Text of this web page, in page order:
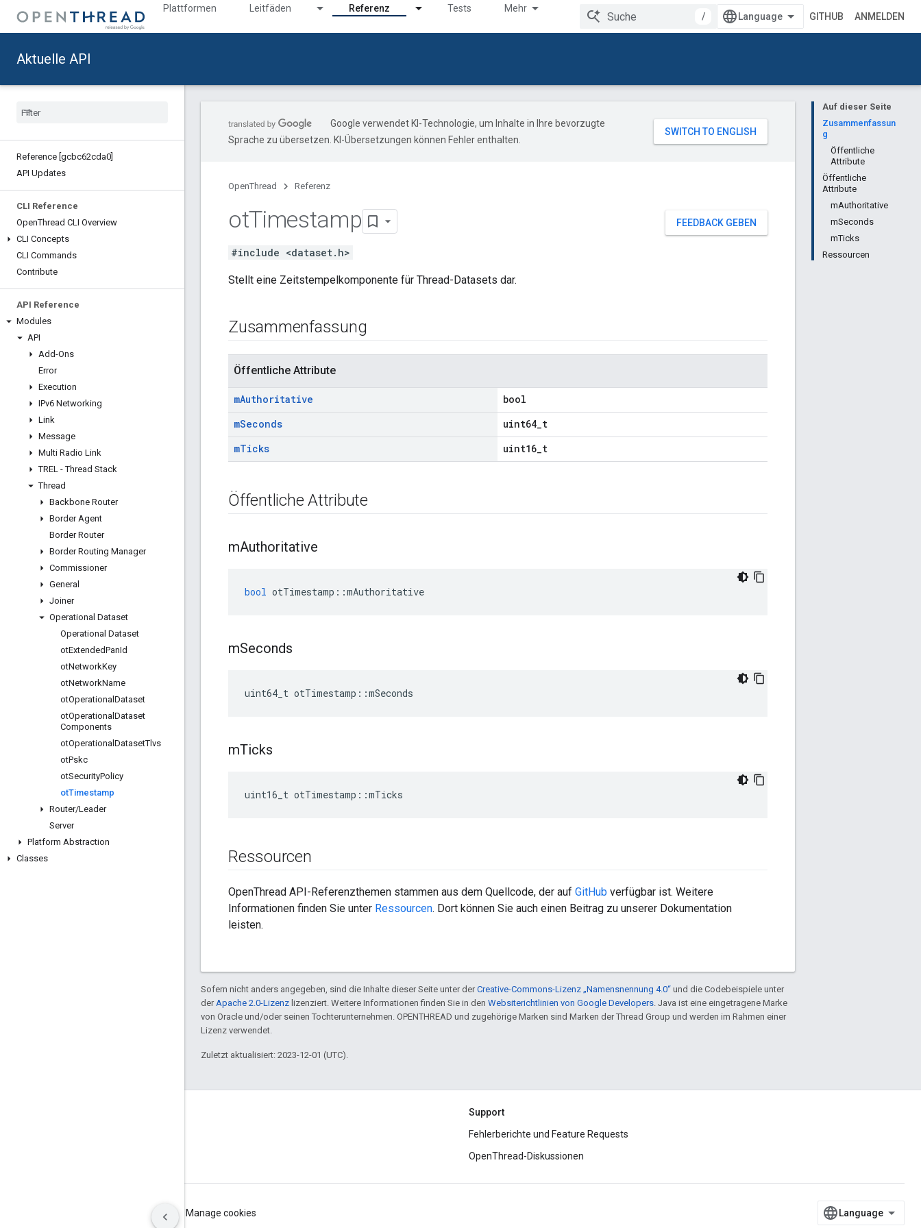
Plattformen Leitfäden Referenz Tests Mehr
/ GITHUB ANMELDEN
Aktuelle API
Reference [gcbc62cda0]
API Updates
CLI Reference
OpenThread CLI Overview
CLI Concepts
CLI Commands
Contribute
API Reference
Modules
API
Add-Ons
Error
Execution
IPv6 Networking
Link
Message
Multi Radio Link
TREL - Thread Stack
Thread
Backbone Router
Border Agent
Border Router
Border Routing Manager
Commissioner
General
Joiner
Operational Dataset
Operational Dataset
otExtendedPanId
otNetworkKey
otNetworkName
otOperational Dataset
otOperational Dataset
Components
otOperational DatasetTlvs
otPskc
otSecurityPolicy
otTimestamp
Router/Leader
Server
Platform Abstraction
Classes
Auf dieser Seite
Zusammenfassun
g
Öffentliche
Attribute
Öffentliche
Attribute
mAuthoritative
mSeconds
mTicks
Ressourcen
Google verwendet KI-Technologie, um Inhalte in Ihre bevorzugte
Sprache zu übersetzen. KI-Übersetzungen können Fehler enthalten.
OpenThread Referenz
FEEDBACK GEBEN
otTimestamp
#include <dataset.h>
Stellt eine Zeitstempelkomponente für Thread-Datasets dar.
Zusammenfassung
Öffentliche Attribute
mAuthoritative
bool
mSeconds
uint64_t
mTicks uint16_t
Öffentliche Attribute
mAuthoritative
bool otTimestamp ::mAuthoritative
mSeconds
uint64_t otTimestamp ::mSeconds
mTicks
uint16_t otTimestamp ::mTicks
Ressourcen
OpenThread API-Referenzthemen stammen aus dem Quellcode, der auf GitHub verfügbar ist. Weitere
Informationen finden Sie unter Ressourcen. Dort können Sie auch einen Beitrag zu unserer Dokumentation
leisten.
Sofern nicht anders angegeben, sind die Inhalte dieser Seite unter derCreative-Commons-Lizenz „Namensnennung 4.0“ und die Codebeispiele unter
derApache 2.0-Lizenz lizenziert. Weitere Informationen finden Sie in den Websiterichtlinien von Google Developers. Java ist eine eingetragene Marke
von Oracle und/oder seinen Tochterunternehmen. OPENTHREAD und zugehörige Marken sind Marken der Thread Group und werden im Rahmen einer
Lizenz verwendet.
Zuletzt aktualisiert: 2023-12-01 (UTC).
Support
Fehlerberichte und Feature Requests
OpenThread-Diskussionen
Datenschutz Manage cookies